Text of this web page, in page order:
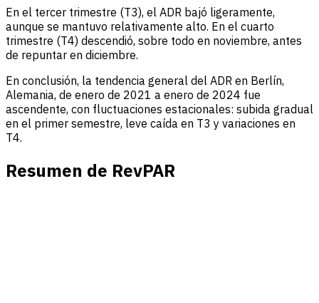
En el tercer trimestre (T3), el ADR bajó ligeramente,
aunque se mantuvo relativamente alto. En el cuarto
trimestre (T4) descendió, sobre todo en noviembre, antes
de repuntar en diciembre.
En conclusión, la tendencia general del ADR en Berlín,
Alemania, de enero de 2021 a enero de 2024 fue
ascendente, con fluctuaciones estacionales: subida gradual
en el primer semestre, leve caída en T3 y variaciones en
T4.
Resumen de RevPAR